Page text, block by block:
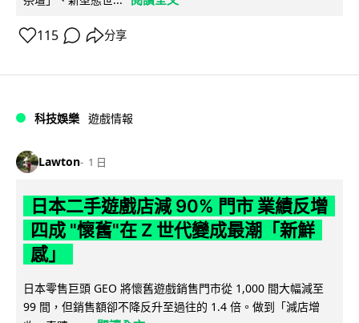
115 分享
科技娛樂 遊戲情報
Lawton 1 日
日本二手遊戲店減 90% 門市 業績反增
四成 "懷舊"在 Z 世代變成最潮「新鮮
感」
日本零售巨頭 GEO 將懷舊遊戲銷售門市從 1,000 間大幅減至
99 間，但銷售額卻不降反升至過往的 1.4 倍。做到「減店增